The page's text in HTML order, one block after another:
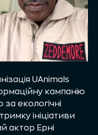
UAnimals
кампанію
екологічні
ініціативи
актор Ерні